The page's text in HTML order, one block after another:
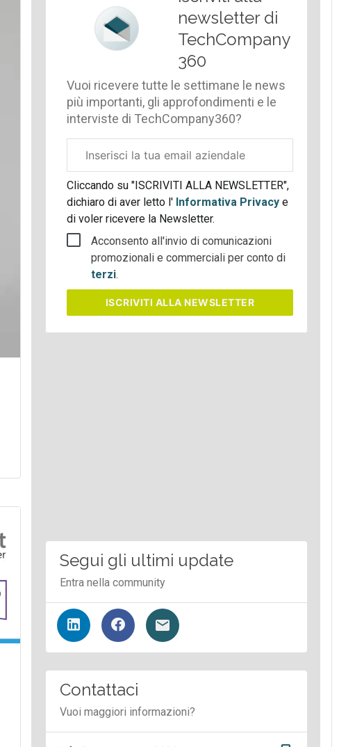
newsletter di
TechCompany
360
Vuoi ricevere tutte le settimane le news
più importanti, gli approfondimenti e le
interviste di TechCompany360?
aziendale
Cliccando su "ISCRIVITI ALLA NEWSLETTER",
dichiaro di aver letto l'Informativa Privacy e
di voler ricevere la Newsletter.
Acconsento all'invio di comunicazioni
promozionali e commerciali per conto di
terzi.
ISCRIVITI ALLA NEWSLETTER
Segui gli ultimi update
Entra nella community
Contattaci
Vuoi maggiori informazioni?